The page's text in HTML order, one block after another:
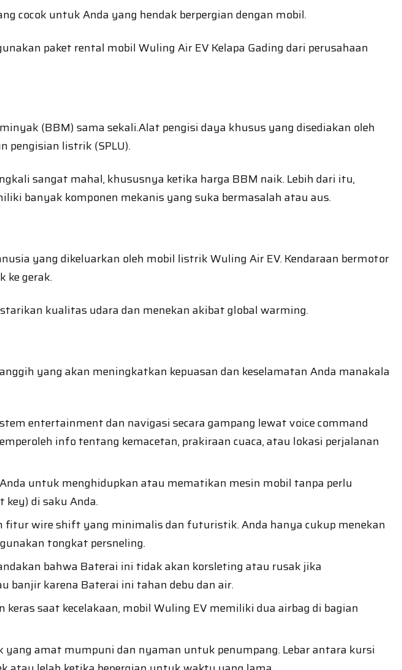
cocok untuk Anda yang hendak berpergian dengan mobil.
paket rental mobil Wuling Air EV Kelapa Gading dari perusahaan
(BBM) sama sekali.Alat pengisi daya khusus yang disediakan oleh
pengisian listrik (SPLU).
sangat mahal, khususnya ketika harga BBM naik. Lebih dari itu,
banyak komponen mekanis yang suka bermasalah atau aus.
yang dikeluarkan oleh mobil listrik Wuling Air EV. Kendaraan bermotor
ke gerak.
kualitas udara dan menekan akibat global warming.
yang akan meningkatkan kepuasan dan keselamatan Anda manakala
entertainment dan navigasi secara gampang lewat voice command
info tentang kemacetan, prakiraan cuaca, atau lokasi perjalanan
untuk menghidupkan atau mematikan mesin mobil tanpa perlu
di saku Anda.
fitur wire shift yang minimalis dan futuristik. Anda hanya cukup menekan
tongkat persneling.
bahwa Baterai ini tidak akan korsleting atau rusak jika
banjir karena Baterai ini tahan debu dan air.
saat kecelakaan, mobil Wuling EV memiliki dua airbag di bagian
amat mumpuni dan nyaman untuk penumpang. Lebar antara kursi